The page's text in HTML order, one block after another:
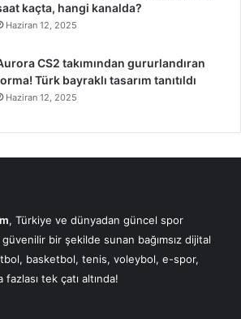
kaçta, hangi kanalda?
Haziran 12, 2025
CS2 takımından gururlandıran
Türk bayraklı tasarım tanıtıldı
Haziran 12, 2025
, Türkiye ve dünyadan güncel spor
bir şekilde sunan bağımsız dijital
basketbol, tenis, voleybol, e-spor,
tek çatı altında!